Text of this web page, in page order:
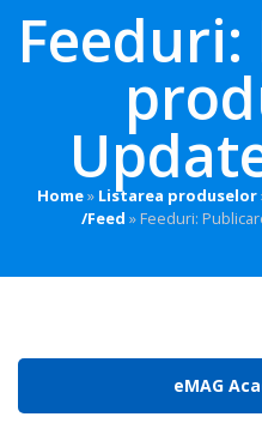
Home» Listarea produselor
/Feed »Feeduri:
eMAG